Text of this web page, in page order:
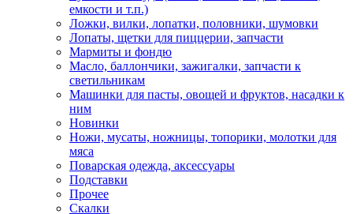
емкости и т.п.)
Ложки, вилки, лопатки, половники, шумовки
Лопаты, щетки для пиццерии, запчасти
Мармиты и фондю
Масло, баллончики, зажигалки, запчасти к
светильникам
Машинки для пасты, овощей и фруктов, насадки к
ним
Новинки
Ножи, мусаты, ножницы, топорики, молотки для
мяса
Поварская одежда, аксессуары
Подставки
Прочее
Скалки